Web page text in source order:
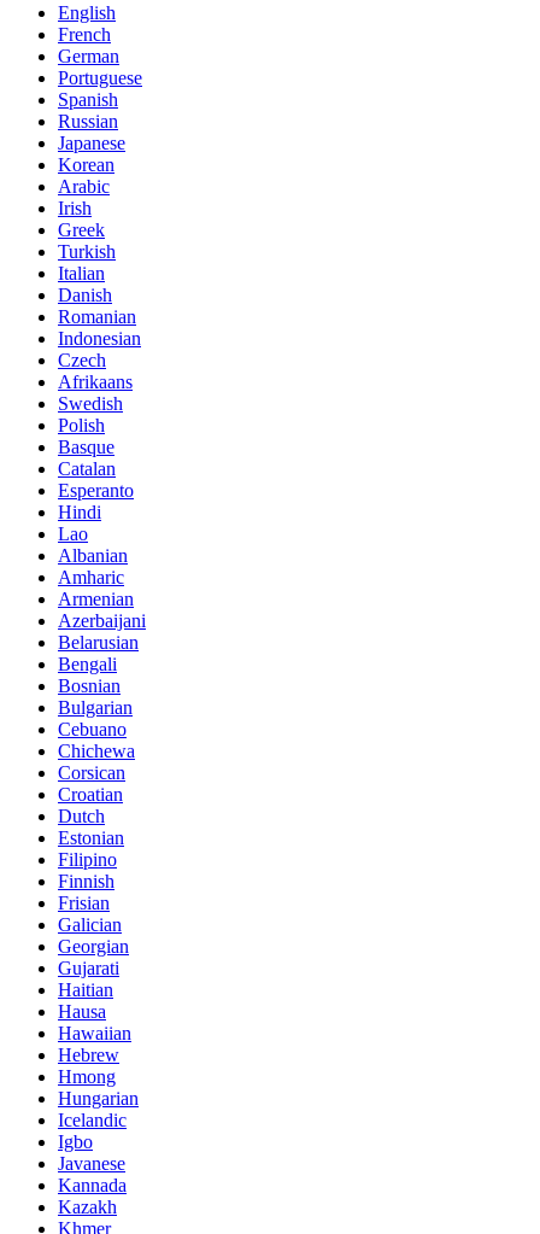
English
French
German
Portuguese
Spanish
Russian
Japanese
Korean
Arabic
Irish
Greek
Turkish
Italian
Danish
Romanian
Indonesian
Czech
Afrikaans
Swedish
Polish
Basque
Catalan
Esperanto
Hindi
Lao
Albanian
Amharic
Armenian
Azerbaijani
Belarusian
Bengali
Bosnian
Bulgarian
Cebuano
Chichewa
Corsican
Croatian
Dutch
Estonian
Filipino
Finnish
Frisian
Galician
Georgian
Gujarati
Haitian
Hausa
Hawaiian
Hebrew
Hmong
Hungarian
Icelandic
Igbo
Javanese
Kannada
Kazakh
Khmer